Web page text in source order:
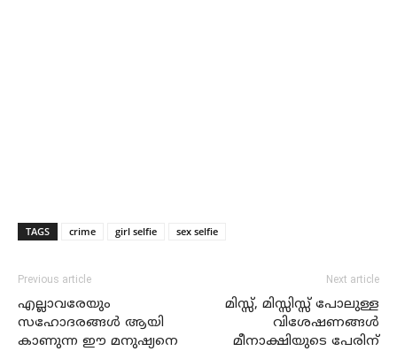
TAGS crime girl selfie sex selfie
Previous article
എല്ലാവരേയും
സഹോദരങ്ങള്‍ ആയി
കാണുന്ന ഈ മനുഷ്യനെ
Next article
മിസ്സ്, മിസ്സിസ്സ് പോലുള്ള
വിശേഷണങ്ങള്‍
മീനാക്ഷിയുടെ പേരിന്